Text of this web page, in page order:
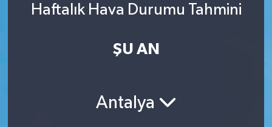
Haftalık Hava Durumu Tahmini
ŞU AN
Antalya